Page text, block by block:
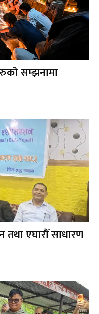
सम्झनामा
एघारौँ साधारण